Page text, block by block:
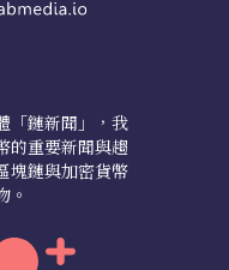
「鏈新聞」，我
的重要新聞與趨
塊鏈與加密貨幣
。